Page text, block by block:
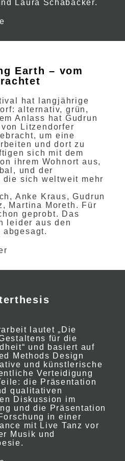
Laura Schabacker.
Earth – vom
hat langjährige
alternativ, grün,
Anlass hat Gudrun
Litzendorfer
um eine
und dort zu
sich mit dem
ihrem Wohnort aus,
und der
sich weltweit mehr
Anke Kraus, Gudrun
Martina Moreth. Für
geprobt. Das
leider aus den
abgesagt.
lautet „Die
für die
und basiert auf
Methods Design
und künstlerische
Verteidigung
die Präsentation
qualitativen
Diskussion im
und die Präsentation
in einer
mit Live Tanz vor
Musik und